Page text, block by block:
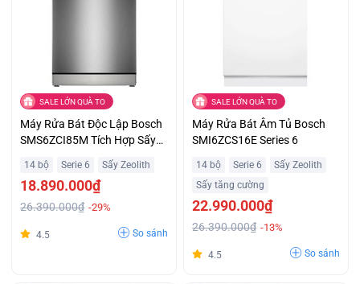
SALE LỚN QUÀ TO
Máy Rửa Bát Độc Lập Bosch
SMS6ZCI85M Tích Hợp Sấy
Hoàn Hảo Zeolith Hỗ Trợ Trả
Góp
14 bộ Serie 6 Sấy Zeolith
18.890.000₫
26.390.000₫ -29%
4.5 So sánh
SALE LỚN QUÀ TO
Máy Rửa Bát Âm Tủ Bosch
SMI6ZCS16E Series 6
14 bộ Serie 6
Sấy Zeolith
Sấy tăng cường
22.990.000₫
26.390.000₫ -13%
4.5 So sánh